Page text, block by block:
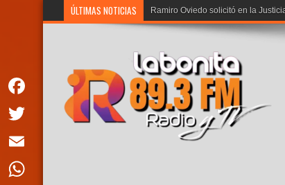
ÚLTIMAS NOTICIAS Noboa: «Los cread
Facebook
Twitter
Email